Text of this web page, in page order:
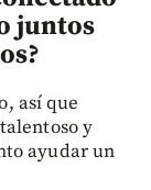
juntos
así que
y
ayudar un